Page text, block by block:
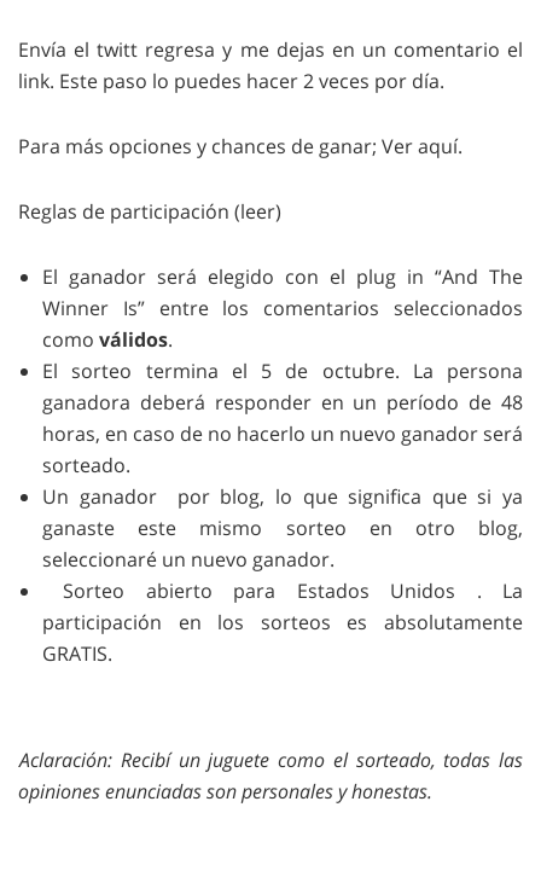
Envía el twitt regresa y me dejas en un comentario el
link. Este paso lo puedes hacer 2 veces por día.
Para más opciones y chances de ganar; Ver aquí.
Reglas de participación (leer)
El ganador será elegido con el plug in “And The
Winner Is” entre los comentarios seleccionados
como válidos.
El sorteo termina el 5 de octubre. La persona
ganadora deberá responder en un período de 48
horas, en caso de no hacerlo un nuevo ganador será
sorteado.
Un ganador por blog, lo que significa que si ya
ganaste este mismo sorteo en otro blog,
seleccionaré un nuevo ganador.
Sorteo abierto para Estados Unidos . La
participación en los sorteos es absolutamente
GRATIS.
Aclaración: Recibí un juguete como el sorteado, todas las
opiniones enunciadas son personales y honestas.